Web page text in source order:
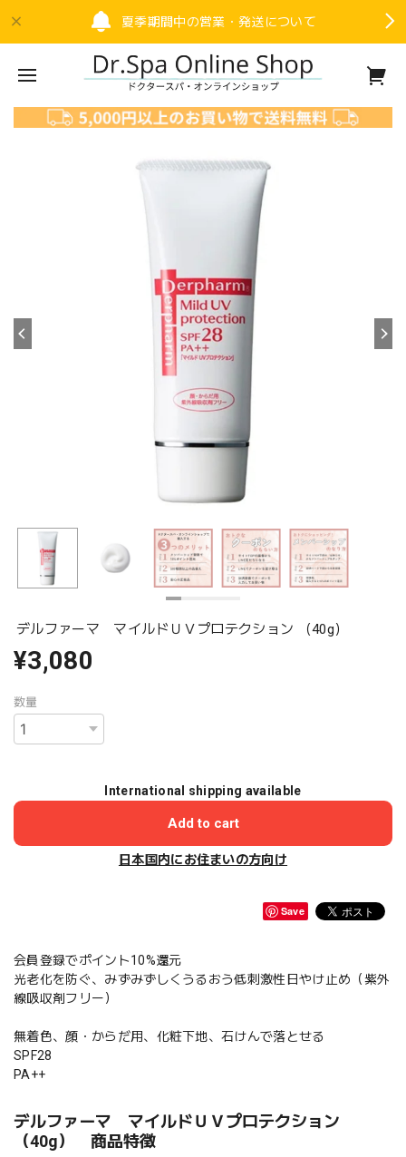
夏季期間中の営業・発送について
デルファーマ マイルドＵＶプロテクション （40g）
¥3,080
数量
International shipping available
Add to cart
日本国内にお住まいの方向け
Save
会員登録でポイント10%還元
光老化を防ぐ、みずみずしくうるおう低刺激性日やけ止め（紫外
線吸収剤フリー）
無着色、顔・からだ用、化粧下地、石けんで落とせる
SPF28
PA++
デルファーマ マイルドＵＶプロテクション
（40g） 商品特徴